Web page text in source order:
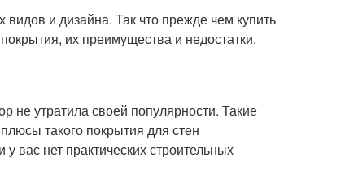
и дизайна. Так что прежде чем купить
их преимущества и недостатки.
не утратила своей популярности. Такие
такого покрытия для стен
вас нет практических строительных